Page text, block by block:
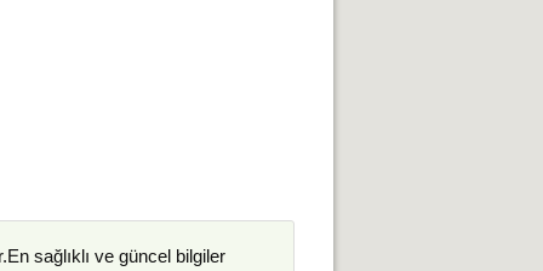
sağlıklı ve güncel bilgiler